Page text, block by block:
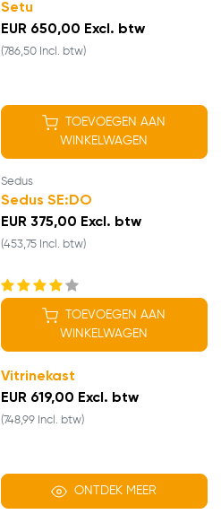
Setu
EUR 650,00 Excl. btw
(786,50 Incl. btw)
TOEVOEGEN AAN
WINKELWAGEN
Sedus
Sedus SE:DO
EUR 375,00 Excl. btw
(453,75 Incl. btw)
TOEVOEGEN AAN
WINKELWAGEN
Vitrinekast
EUR 619,00 Excl. btw
(748,99 Incl. btw)
ONTDEK MEER